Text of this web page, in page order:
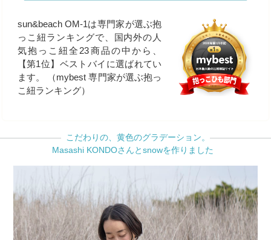
sun&beach OM-1は専門家が選ぶ抱
っこ紐ランキングで、国内外の人
気抱っこ紐全23商品の中から、
【第1位】ベストバイに選ばれてい
ます。 （mybest 専門家が選ぶ抱っ
こ紐ランキング）
こだわりの、黄色のグラデーション。
Masashi KONDOさんとsnowを作りました